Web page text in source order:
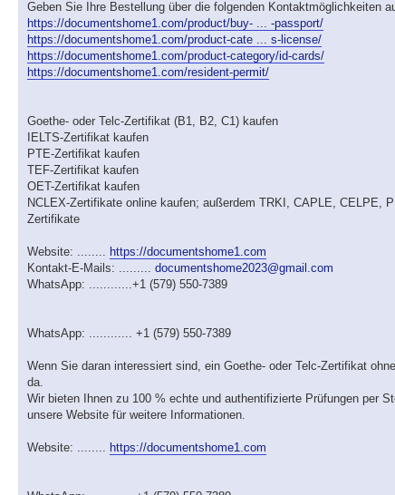
Geben Sie Ihre Bestellung über die folgenden Kontaktmöglichkeiten
https://documentshome1.com/product/buy- ... -passport/
https://documentshome1.com/product-cate ... s-license/
https://documentshome1.com/product-category/id-cards/
https://documentshome1.com/resident-permit/
Goethe- oder Telc-Zertifikat (B1, B2, C1) kaufen
IELTS-Zertifikat kaufen
PTE-Zertifikat kaufen
TEF-Zertifikat kaufen
OET-Zertifikat kaufen
NCLEX-Zertifikate online kaufen; außerdem TRKI, CAPLE, CELPE,
Zertifikate
Website: ........ https://documentshome1.com
Kontakt-E-Mails: ......... documentshome2023@gmail.com
WhatsApp: ............+1 (579) 550-7389
WhatsApp: ............ +1 (579) 550-7389
Wenn Sie daran interessiert sind, ein Goethe- oder Telc-Zertifikat
da.
Wir bieten Ihnen zu 100 % echte und authentifizierte Prüfungen per
unsere Website für weitere Informationen.
Website: ........ https://documentshome1.com